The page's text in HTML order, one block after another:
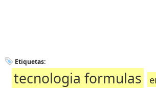
Etiquetas:
tecnologia formulas